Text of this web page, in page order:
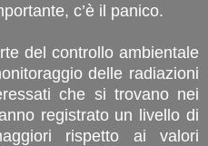
c’è il panico.
del controllo ambientale
delle radiazioni
che si trovano nei
registrato un livello di
rispetto ai valori